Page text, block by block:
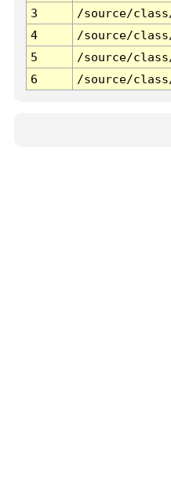
3
/source/
4
/source/
5
/source/
6
/source/